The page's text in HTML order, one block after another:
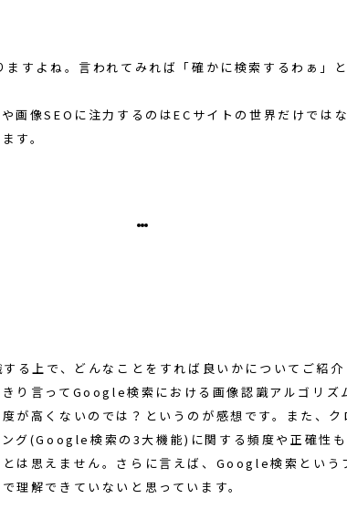
ますよね。言われてみれば「確かに検索するわぁ」
画像SEOに注力するのはECサイトの世界だけでは
す。
る上で、どんなことをすれば良いかについてご紹
り言ってGoogle検索における画像認識アルゴリズ
が高くないのでは？というのが感想です。また、ク
グ(Google検索の3大機能)に関する頻度や正確性
は思えません。さらに言えば、Google検索という
理解できていないと思っています。